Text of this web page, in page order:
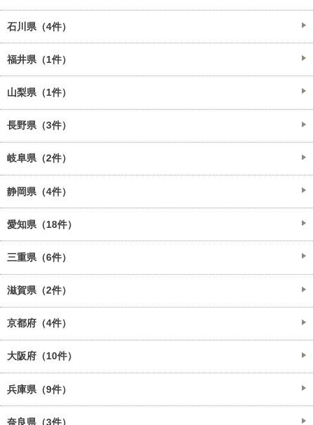
石川県（4件）
福井県（1件）
山梨県（1件）
長野県（3件）
岐阜県（2件）
静岡県（4件）
愛知県（18件）
三重県（6件）
滋賀県（2件）
京都府（4件）
大阪府（10件）
兵庫県（9件）
奈良県（3件）